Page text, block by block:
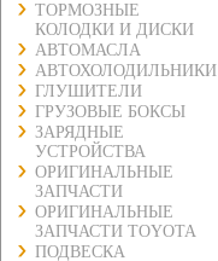
ТОРМОЗНЫЕ
КОЛОДКИ И ДИСКИ
АВТОМАСЛА
АВТОХОЛОДИЛЬНИКИ
ГЛУШИТЕЛИ
ГРУЗОВЫЕ БОКСЫ
ЗАРЯДНЫЕ
УСТРОЙСТВА
ОРИГИНАЛЬНЫЕ
ЗАПЧАСТИ
ОРИГИНАЛЬНЫЕ
ЗАПЧАСТИ TOYOTA
ПОДВЕСКА